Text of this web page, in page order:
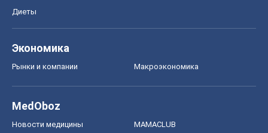
Диеты
Экономика
Рынки и компании Mакроэкономика
MedOboz
Новости медицины MAMACLUB